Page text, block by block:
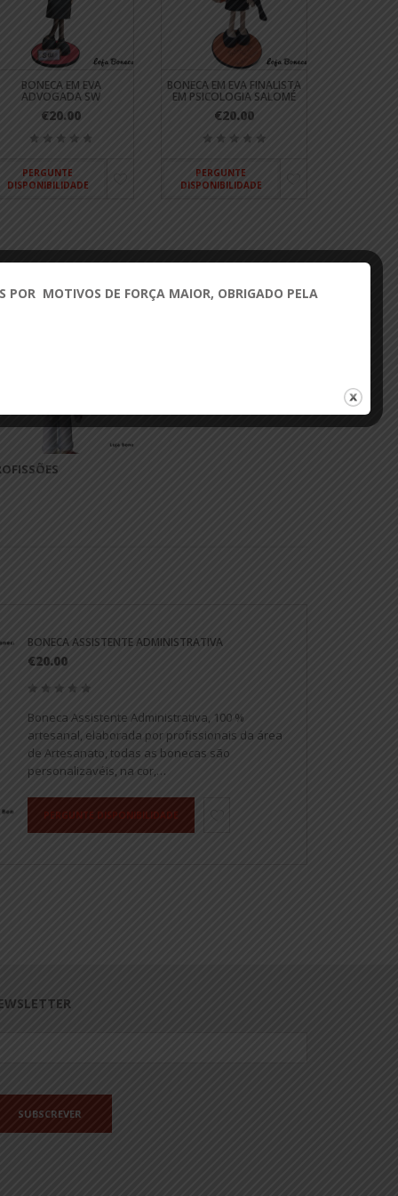
BONECA EM EVA
ADVOGADA SW
€20.00
PERGUNTE
DISPONIBILIDADE
BONECA EM EVA FINALISTA
EM PSICOLOGIA SALOMÉ
€20.00
PERGUNTE
DISPONIBILIDADE
BONECA ASSISTENTE ADMINISTRATIVA
€20.00
Boneca Assistente Administrativa, 100 %
artesanal, elaborada por profissionais da área
de Artesanato, todas as bonecas são
personalizavéis, na cor,…
PERGUNTE DISPONIBILIDADE
POR MOTIVOS DE FORÇA MAIOR, OBRIGADO PELA